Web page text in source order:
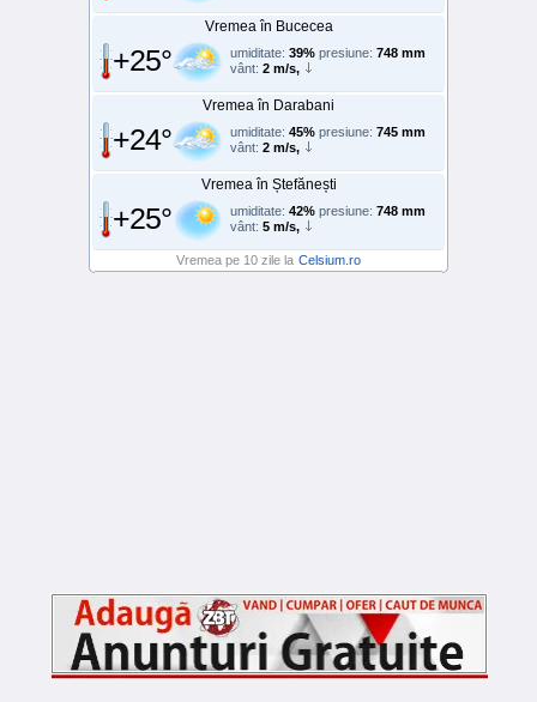
Vremea în Bucecea
+25° umiditate: 39% presiune: 748 mm
vânt: 2 m/s,
Vremea în Darabani
+24° umiditate: 45% presiune: 745 mm
vânt: 2 m/s,
Vremea în Ștefănești
+25° umiditate: 42% presiune: 748 mm
vânt: 5 m/s,
Vremea pe 10 zile la Celsium.ro